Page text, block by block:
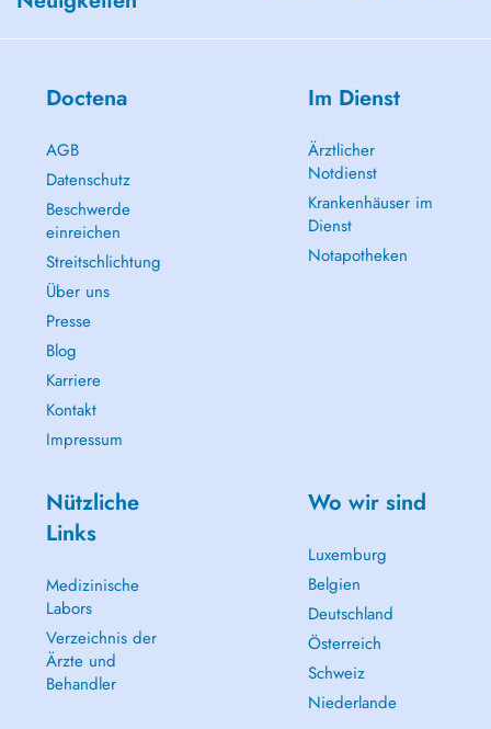
Doctena
AGB
Datenschutz
Beschwerde
einreichen
Streitschlichtung
Über uns
Presse
Blog
Karriere
Kontakt
Impressum
Im Dienst
Ärztlicher
Notdienst
Krankenhäuser im
Dienst
Notapotheken
Nützliche
Links
Medizinische
Labors
Verzeichnis der
Ärzte und
Behandler
Wo wir sind
Luxemburg
Belgien
Deutschland
Österreich
Schweiz
Niederlande